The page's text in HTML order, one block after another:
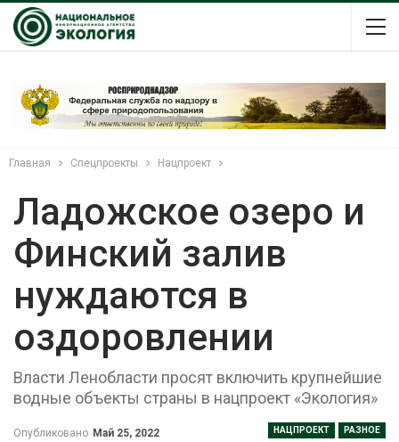
Главная Спецпроекты Нацпроект
Ладожское озеро и
Финский залив
нуждаются в
оздоровлении
Власти Ленобласти просят включить крупнейшие
водные объекты страны в нацпроект «Экология»
НАЦПРОЕКТ РАЗНОЕ
Опубликовано Май 25, 2022